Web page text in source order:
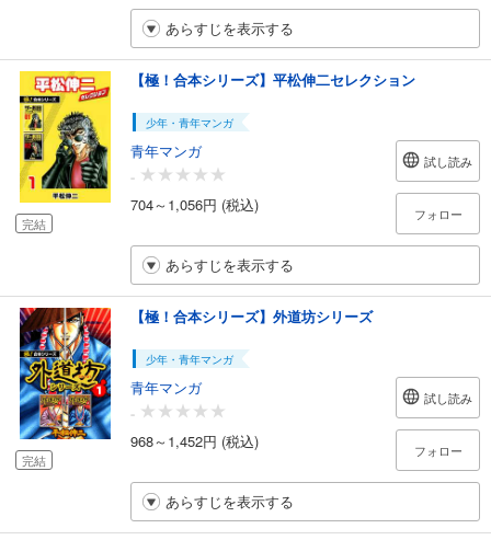
あらすじを表示する
完結
【極！合本シリーズ】平松伸二セレクション
少年・青年マンガ
青年マンガ
-
704～1,056円 (税込)
試し読み
フォロー
あらすじを表示する
完結
【極！合本シリーズ】外道坊シリーズ
少年・青年マンガ
青年マンガ
-
968～1,452円 (税込)
試し読み
フォロー
あらすじを表示する